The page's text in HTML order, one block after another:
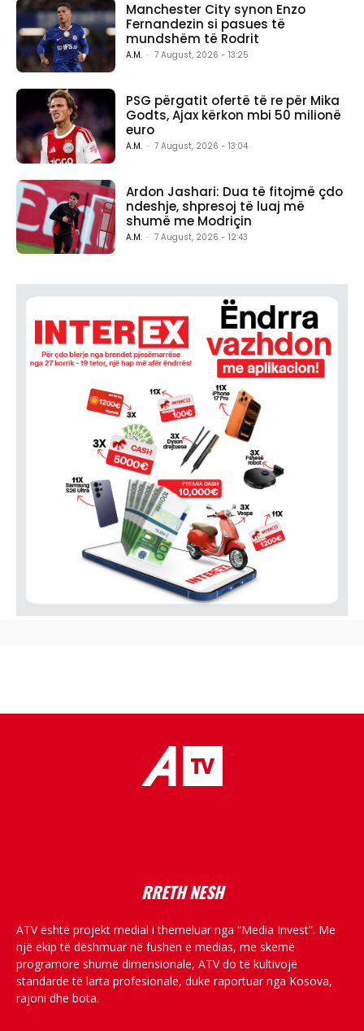
Manchester City synon Enzo
Fernandezin si pasues të
mundshëm të Rodrit
A.M. - 7 August, 2026 - 13:25
PSG përgatit ofertë të re për Mika
Godts, Ajax kërkon mbi 50 milionë
euro
A.M. - 7 August, 2026 - 13:04
Ardon Jashari: Dua të fitojmë çdo
ndeshje, shpresoj të luaj më
shumë me Modriçin
A.M. - 7 August, 2026 - 12:43
RRETH NESH
ATV është projekt medial i themeluar nga “Media Invest”. Me
një ekip të dëshmuar në fushën e medias, me skemë
programore shumë dimensionale, ATV do të kultivojë
standarde të larta profesionale, duke raportuar nga Kosova,
rajoni dhe bota.